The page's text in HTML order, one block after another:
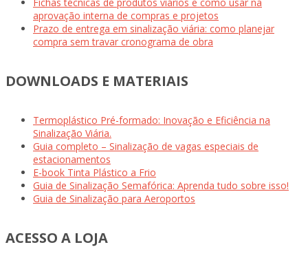
aprovação interna de compras e projetos
Prazo de entrega em sinalização viária: como planejar
compra sem travar cronograma de obra
DOWNLOADS E MATERIAIS
Termoplástico Pré-formado: Inovação e Eficiência na
Sinalização Viária.
Guia completo – Sinalização de vagas especiais de
estacionamentos
E-book Tinta Plástico a Frio
Guia de Sinalização Semafórica: Aprenda tudo sobre isso!
Guia de Sinalização para Aeroportos
ACESSO A LOJA